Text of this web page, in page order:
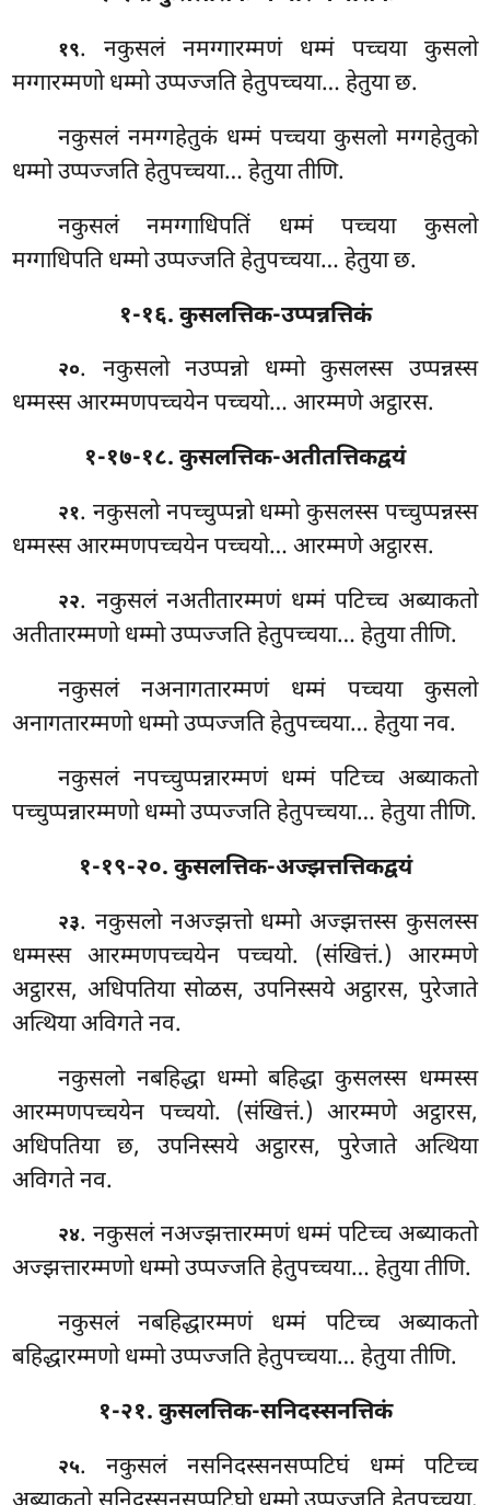
१९. नकुसलं नमग्गारम्मणं धम्मं पच्चया कुसलो
मग्गारम्मणो धम्मो उप्पज्जति हेतुपच्चया… हेतुया छ.
नकुसलं नमग्गहेतुकं धम्मं पच्चया कुसलो मग्गहेतुको
धम्मो उप्पज्जति हेतुपच्चया… हेतुया तीणि.
नकुसलं नमग्गाधिपतिं धम्मं पच्चया कुसलो
मग्गाधिपति धम्मो उप्पज्जति हेतुपच्चया… हेतुया छ.
१-१६. कुसलत्तिक-उप्पन्नत्तिकं
२०. नकुसलो नउप्पन्नो धम्मो कुसलस्स उप्पन्नस्स
धम्मस्स आरम्मणपच्चयेन पच्चयो… आरम्मणेअट्ठारस.
१-१७-१८. कुसलत्तिक-अतीतत्तिकद्वयं
२१. नकुसलो नपच्चुप्पन्नो धम्मो कुसलस्स पच्चुप्पन्नस्स
धम्मस्स आरम्मणपच्चयेन पच्चयो… आरम्मणे अट्ठारस.
२२. नकुसलं नअतीतारम्मणं धम्मं पटिच्च अब्याकतो
अतीतारम्मणो धम्मो उप्पज्जति हेतुपच्चया… हेतुया तीणि.
नकुसलं नअनागतारम्मणं धम्मं पच्चया कुसलो
अनागतारम्मणो धम्मो उप्पज्जति हेतुपच्चया… हेतुया नव.
नकुसलं नपच्चुप्पन्नारम्मणं धम्मं पटिच्च अब्याकतो
पच्चुप्पन्नारम्मणो धम्मो उप्पज्जति हेतुपच्चया… हेतुया तीणि.
१-१९-२०. कुसलत्तिक-अज्झत्तत्तिकद्वयं
२३. नकुसलो नअज्झत्तो धम्मो अज्झत्तस्स कुसलस्स
धम्मस्स आरम्मणपच्चयेन पच्चयो. (संखित्तं.) आरम्मणे
अट्ठारस, अधिपतिया सोळस, उपनिस्सये अट्ठारस, पुरेजाते
अत्थिया अविगते नव.
नकुसलो नबहिद्धा धम्मो बहिद्धा कुसलस्स धम्मस्स
आरम्मणपच्चयेन पच्चयो. (संखित्तं.) आरम्मणे अट्ठारस,
अधिपतिया छ, उपनिस्सये अट्ठारस, पुरेजाते अत्थिया
अविगते नव.
२४. नकुसलं नअज्झत्तारम्मणं धम्मं पटिच्च अब्याकतो
अज्झत्तारम्मणो धम्मो उप्पज्जति हेतुपच्चया… हेतुया तीणि.
नकुसलंनबहिद्धारम्मणं धम्मं पटिच्च अब्याकतो
बहिद्धारम्मणो धम्मो उप्पज्जति हेतुपच्चया… हेतुया तीणि.
१-२१. कुसलत्तिक-सनिदस्सनत्तिकं
२५. नकुसलं नसनिदस्सनसप्पटिघं धम्मं पटिच्च